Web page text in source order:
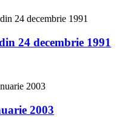
24 decembrie 1991
2003